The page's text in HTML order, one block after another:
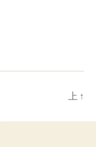
上 ↑